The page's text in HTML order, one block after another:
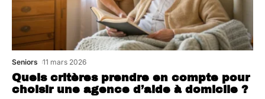
Quels critères prendre en compte pour
choisir une agence d’aide à domicile ?
Seniors 11 mars 2026